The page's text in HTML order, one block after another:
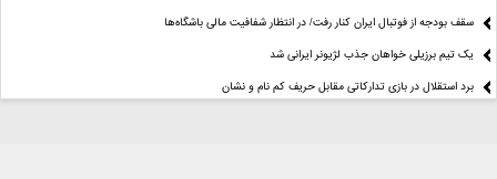
سقف بودجه از فوتبال ایران کنار رفت/ در انتظار شفافیت مالی باشگاه‌ها
یک تیم برزیلی خواهان جذب لژیونر ایرانی شد
برد استقلال در بازی تدارکاتی مقابل حریف کم نام و نشان